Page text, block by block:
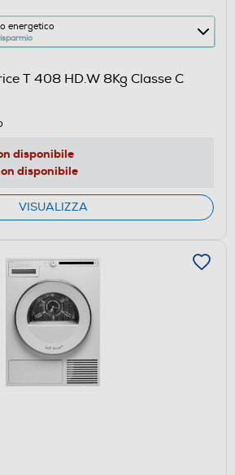
energetico
T 408 HD.W 8Kg Classe C
disponibile
disponibile
VISUALIZZA